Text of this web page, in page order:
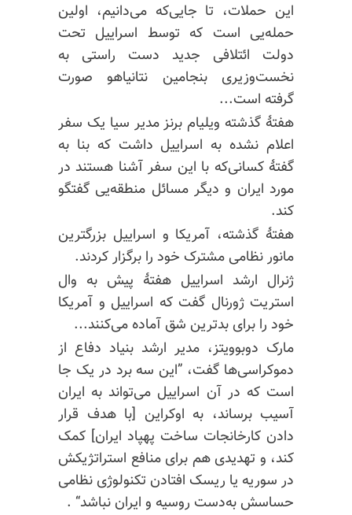
این حملات، تا جایی‌که می‌دانیم، اولین
حمله‌یی است که توسط اسراییل تحت
دولت ائتلافی جدید دست راستی به
نخست‌وزیری بنجامین نتانیاهو صورت
گرفته است...
هفتهٔ گذشته ویلیام برنز مدیر سیا یک سفر
اعلام نشده به اسراییل داشت که بنا به
گفتهٔ کسانی‌که با این سفر آشنا هستند در
مورد ایران و دیگر مسائل منطقه‌یی گفتگو
کند.
هفتهٔ گذشته، آمریکا و اسراییل بزرگترین
مانور نظامی مشترک خود را برگزار کردند.
ژنرال ارشد اسراییل هفتهٔ پیش به وال
استریت ژورنال گفت که اسراییل و آمریکا
خود را برای بدترین شق آماده می‌کنند...
مارک دوبوویتز، مدیر ارشد بنیاد دفاع از
دموکراسی‌ها گفت، ”این سه برد در یک جا
است که در آن اسراییل می‌تواند به ایران
آسیب برساند، به اوکراین [با هدف قرار
دادن کارخانجات ساخت پهپاد ایران] کمک
کند، و تهدیدی هم برای منافع استراتژیکش
در سوریه یا ریسک افتادن تکنولوژی نظامی
حساسش به‌دست روسیه و ایران نباشد“ .